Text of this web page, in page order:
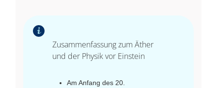
Zusammenfassung zum Äther
und der Physik vor Einstein
Am Anfang des 20.